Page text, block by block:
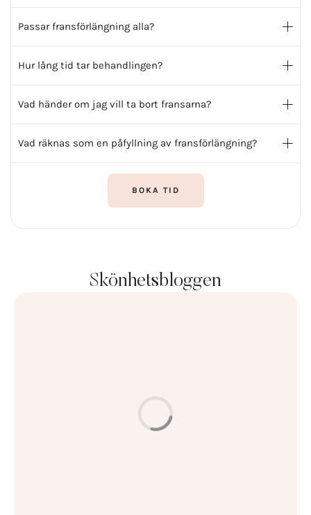
Passar fransförlängning alla?
Hur lång tid tar behandlingen?
Vad händer om jag vill ta bort fransarna?
Vad räknas som en påfyllning av fransförlängning?
BOKA TID
Skönhetsbloggen